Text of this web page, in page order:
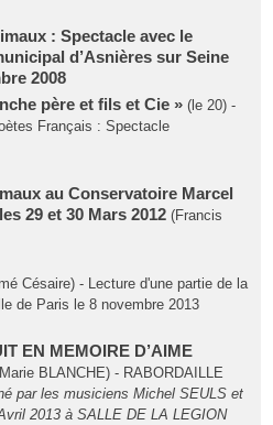
: Spectacle avec le
d’Asnières sur Seine
2008
père et fils et Cie » (le 20) -
Français : Spectacle
au Conservatoire Marcel
29 et 30 Mars 2012(Francis
Césaire) - Lecture d'une partie de la
de Paris le 8 novembre 2013
EN MEMOIRE D’AIME
BLANCHE) - RABORDAILLE
par les musiciens Michel SEULS et
2013 à SALLE DE LA LEGION